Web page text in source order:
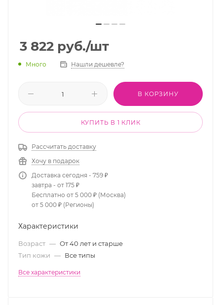
3 822 руб./шт
Много Нашли дешевле?
В КОРЗИНУ
КУПИТЬ В 1 КЛИК
Рассчитать доставку
Хочу в подарок
Доставка сегодня - 759 ₽
завтра - от 175 ₽
Бесплатно от 5 000 ₽ (Москва)
от 5 000 ₽ (Регионы)
Характеристики
Возраст — От 40 лет и старше
Тип кожи — Все типы
Все характеристики